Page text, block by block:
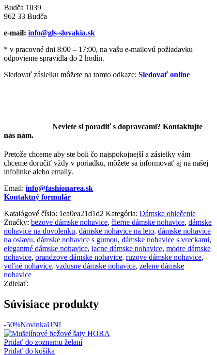
Budča 1039
962 33 Budča
e-mail: info@gls-slovakia.sk
* v pracovné dni 8:00 – 17:00, na vašu e-mailovú požiadavku
odpovieme spravidla do 2 hodín.
Sledovať zásielku môžete na tomto odkaze: Sledovať online
Neviete si poradiť s dopravcami? Kontaktujte
nás nám.
Pretože chceme aby ste boli čo najspokojnejší a zásielky vám
chceme doručiť vždy v poriadku, môžete sa informovať aj na našej
infolinke alebo emaily.
Email: info@fashionarea.sk
Kontaktný formulár
Katalógové číslo: 1ea0ea21d1d2 Kategória: Dámske oblečenie
Značky: bezove dámske nohavice, čierne dámske nohavice, dámske
nohavice na dovolenku, dámske nohavice na leto, dámske nohavice
na oslavu, dámske nohavice s gumou, dámske nohavice s vreckami,
elegantné dámske nohavice, lacne dámske nohavice, modre dámske
nohavice, orandzove dámske nohavice, ruzove dámske nohavice,
voľné nohavice, vzdusne dámske nohavice, zelene dámske
nohavice
Zdielať:
Súvisiace produkty
-50%NovinkaUNI
Pridať do zoznamu želaní
Pridať do košíka